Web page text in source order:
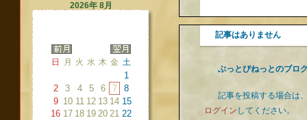
2026年 8月
日 月 火 水 木 金 土
1
2
3 4 5 6 7
8
9 10 11 12 13 14 15
16 17 18 19 20 21 22
記事はありません
ぶっとびねっとのブロ
記事を投稿する場合は
ログイン してください。